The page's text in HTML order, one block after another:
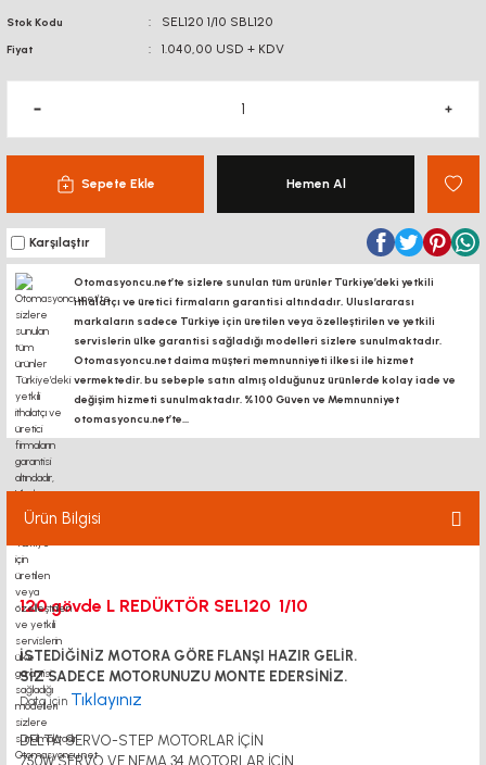
Stok Kodu SEL120 1/10 SBL120
Fiyat 1.040,00 USD + KDV
Sepete Ekle Hemen Al
Karşılaştır
Otomasyoncu.net’te sizlere sunulan tüm ürünler Türkiye’deki yetkili
ithalatçı ve üretici firmaların garantisi altındadır, Uluslararası
markaların sadece Türkiye için üretilen veya özelleştirilen ve yetkili
servislerin ülke garantisi sağladığı modelleri sizlere sunulmaktadır.
Otomasyoncu.net daima müşteri memnunniyeti ilkesi ile hizmet
vermektedir. bu sebeple satın almış olduğunuz ürünlerde kolay iade ve
değişim hizmeti sunulmaktadır. %100 Güven ve Memnunniyet
otomasyoncu.net’te...
Ürün Bilgisi
120 gövde L REDÜKTÖR SEL120 1/10
İSTEDİĞİNİZ MOTORA GÖRE FLANŞI HAZIR GELİR.
SİZ SADECE MOTORUNUZU MONTE EDERSİNİZ.
Data için Tıklayınız
DELTA SERVO-STEP MOTORLAR İÇİN
750W SERVO VE NEMA 34 MOTORLAR İÇİN